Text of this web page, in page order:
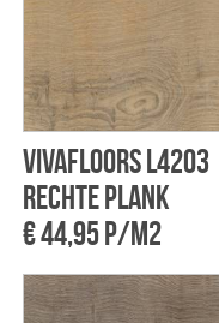
Vivafloors L4203
rechte plank
€ 44,95 p/m2